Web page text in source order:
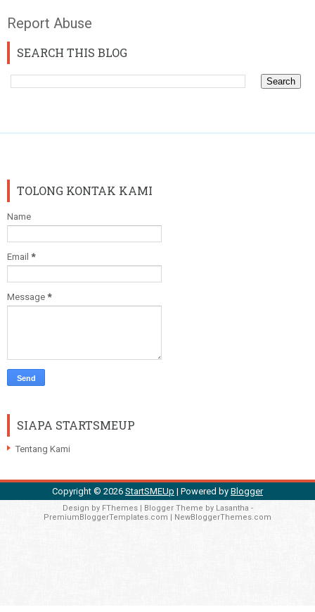
Report Abuse
SEARCH THIS BLOG
TOLONG KONTAK KAMI
Name
Email *
Message *
SIAPA STARTSMEUP
Tentang Kami
Copyright © 2026 StartSMEUp | Powered by Blogger
Design by FThemes| Blogger Theme by Lasantha -
PremiumBloggerTemplates.com | NewBloggerThemes.com